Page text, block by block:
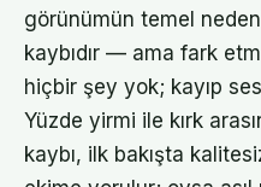
görünümün temel
kaybıdır — ama fark
hiçbir şey yok; kayıp
Yüzde yirmi ile kırk
kaybı, ilk bakışta